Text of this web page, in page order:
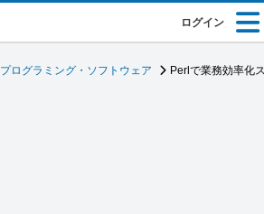
ログイン
プログラミング・ソフトウェア Perlで業務効率化